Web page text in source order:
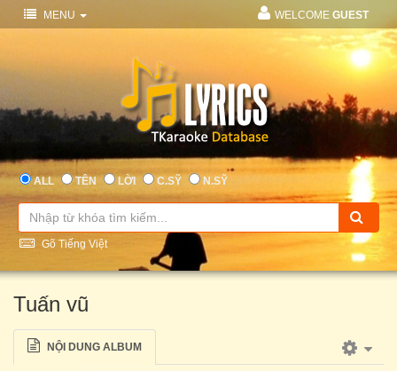
MENU WELCOME GUEST
ALL TÊN LỜI C.SỸ N.SỸ
Gõ Tiếng Việt
Tuấn vũ
NỘI DUNG ALBUM